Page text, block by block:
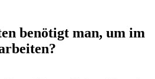
benötigt man, um im